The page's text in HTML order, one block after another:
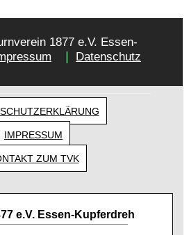
1877 e.V. Essen-
Datenschutz
IMPRESSUM
ZUM TVK
e.V. Essen-Kupferdreh